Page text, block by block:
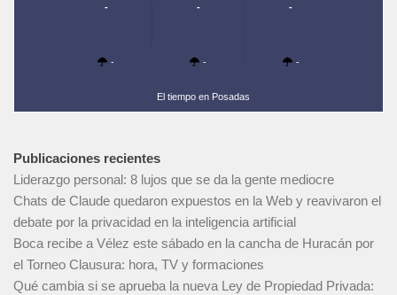
-
-
-
-
-
-
El tiempo en Posadas
Publicaciones recientes
Liderazgo personal: 8 lujos que se da la gente mediocre
Chats de Claude quedaron expuestos en la Web y reavivaron el
debate por la privacidad en la inteligencia artificial
Boca recibe a Vélez este sábado en la cancha de Huracán por
el Torneo Clausura: hora, TV y formaciones
Qué cambia si se aprueba la nueva Ley de Propiedad Privada: